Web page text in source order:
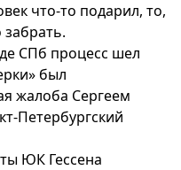
что-то подарил, то,
СПб процесс шел
был
жалоба Сергеем
Петербургский
ЮК Гессена